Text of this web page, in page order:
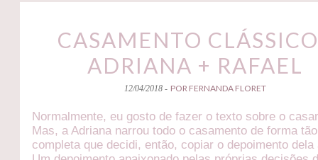
CASAMENTO
ADRIANA + RAFAEL
12/04/2018 - POR FERNANDA FLORET
Normalmente, eu gosto de fazer o texto sobre o
Mas, a Adriana narrou todo o casamento de forma tão
completa que decidi, então, copiar o depoimento dela